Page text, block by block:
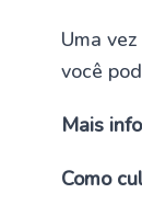
Uma
você
Mais
Como